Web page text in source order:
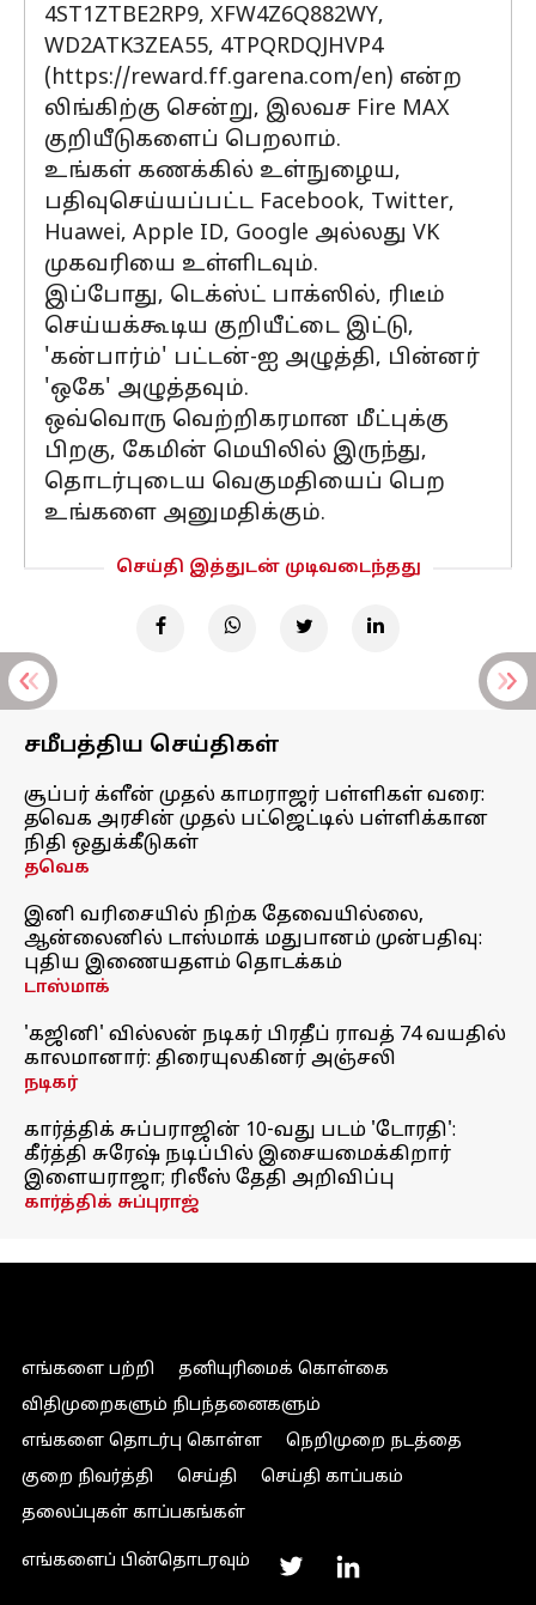
4ST1ZTBE2RP9, XFW4Z6Q882WY,
WD2ATK3ZEA55, 4TPQRDQJHVP4
(https://reward.ff.garena.com/en) என்ற
லிங்கிற்கு சென்று, இலவச Fire MAX
குறியீடுகளைப் பெறலாம்.
உங்கள் கணக்கில் உள்நுழைய,
பதிவுசெய்யப்பட்ட Facebook, Twitter,
Huawei, Apple ID, Google அல்லது VK
முகவரியை உள்ளிடவும்.
இப்போது, டெக்ஸ்ட் பாக்ஸில், ரிடீம்
செய்யக்கூடிய குறியீட்டை இட்டு,
'கன்பார்ம்' பட்டன்-ஐ அழுத்தி, பின்னர்
'ஒகே' அழுத்தவும்.
ஒவ்வொரு வெற்றிகரமான மீட்புக்கு
பிறகு, கேமின் மெயிலில் இருந்து,
தொடர்புடைய வெகுமதியைப் பெற
உங்களை அனுமதிக்கும்.
செய்தி இத்துடன் முடிவடைந்தது
சமீபத்திய செய்திகள்
சூப்பர் க்ளீன் முதல் காமராஜர் பள்ளிகள் வரை:
தவெக அரசின் முதல் பட்ஜெட்டில் பள்ளிக்கான
நிதி ஒதுக்கீடுகள்
தவெக
இனி வரிசையில் நிற்க தேவையில்லை,
ஆன்லைனில் டாஸ்மாக் மதுபானம் முன்பதிவு:
புதிய இணையதளம் தொடக்கம்
டாஸ்மாக்
'கஜினி' வில்லன் நடிகர் பிரதீப் ராவத் 74 வயதில்
காலமானார்: திரையுலகினர் அஞ்சலி
நடிகர்
கார்த்திக் சுப்பராஜின் 10-வது படம் 'டோரதி':
கீர்த்தி சுரேஷ் நடிப்பில் இசையமைக்கிறார்
இளையராஜா; ரிலீஸ் தேதி அறிவிப்பு
கார்த்திக் சுப்புராஜ்
எங்களை பற்றி
தனியுரிமைக் கொள்கை
விதிமுறைகளும் நிபந்தனைகளும்
எங்களை தொடர்பு கொள்ள
நெறிமுறை நடத்தை
குறை நிவர்த்தி
செய்தி
செய்தி காப்பகம்
தலைப்புகள் காப்பகங்கள்
எங்களைப் பின்தொடரவும்